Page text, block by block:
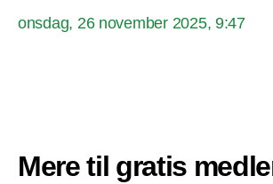
onsdag, 26 november 2025, 9:47
Mere til gratis